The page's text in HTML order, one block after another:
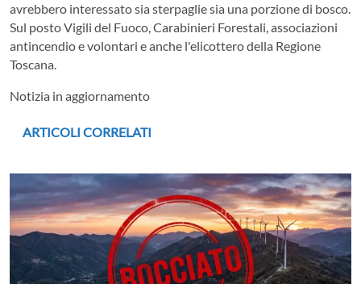
avrebbero interessato sia sterpaglie sia una porzione di bosco.
Sul posto Vigili del Fuoco, Carabinieri Forestali, associazioni
antincendio e volontari e anche l'elicottero della Regione
Toscana.
Notizia in aggiornamento
ARTICOLI CORRELATI